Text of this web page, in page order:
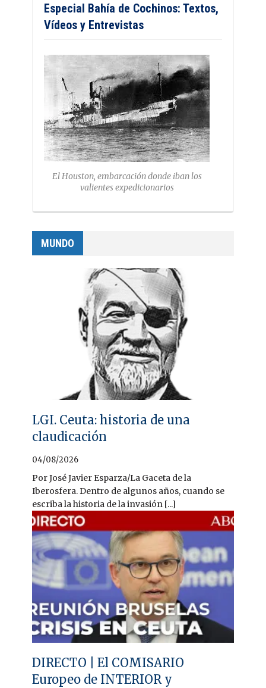
Especial Bahía de Cochinos: Textos,
Vídeos y Entrevistas
El Houston, embarcación donde iban los
valientes expedicionarios
MUNDO
LGI. Ceuta: historia de una
claudicación
04/08/2026
Por José Javier Esparza/La Gaceta de la
Iberosfera. Dentro de algunos años, cuando se
escriba la historia de la invasión [...]
DIRECTO | El COMISARIO
Europeo de INTERIOR y